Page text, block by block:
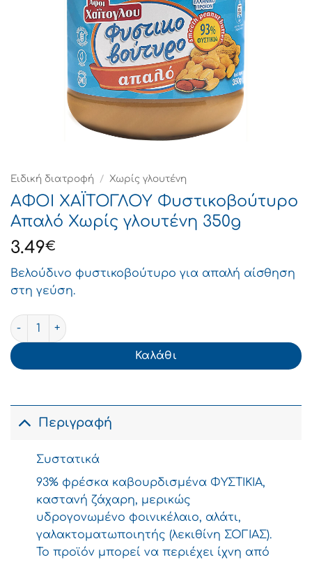
Ειδική διατροφή / Χωρίς γλουτένη
ΑΦΟΙ ΧΑΪΤΟΓΛΟΥ Φυστικοβούτυρο
Απαλό Χωρίς γλουτένη 350g
3.49€
Βελούδινο φυστικοβούτυρο για απαλή αίσθηση
στη γεύση.
ΑΦΟΙ ΧΑΪΤΟΓΛΟΥ Φυστικοβούτυρο Απαλό Χωρίς
Καλάθι
Περιγραφή
Συστατικά
93% φρέσκα καβουρδισμένα ΦΥΣΤΙΚΙΑ,
καστανή ζάχαρη, μερικώς
υδρογονωμένο φοινικέλαιο, αλάτι,
γαλακτοματωποιητής (λεκιθίνη ΣΟΓΙΑΣ).
Το προϊόν μπορεί να περιέχει ίχνη από